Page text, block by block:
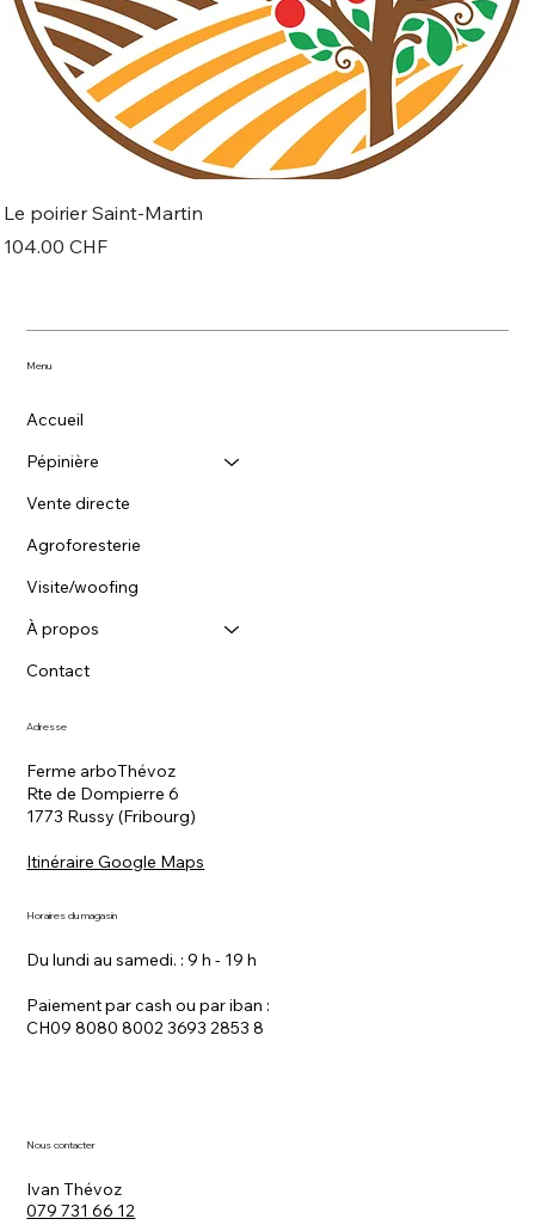
Le poirier Saint-Martin
Prix
104.00 CHF
Menu
Accueil
Pépinière
Vente directe
Agroforesterie
Visite/woofing
À propos
Contact
Adresse
Ferme arboThévoz
Rte de Dompierre 6
1773 Russy (Fribourg)
Itinéraire Google Maps
Horaires du magasin
Du lundi au samedi. : 9 h - 19 h
Paiement par cash ou par iban :
CH09 8080 8002 3693 2853 8
Nous contacter
Ivan Thévoz
079 731 66 12